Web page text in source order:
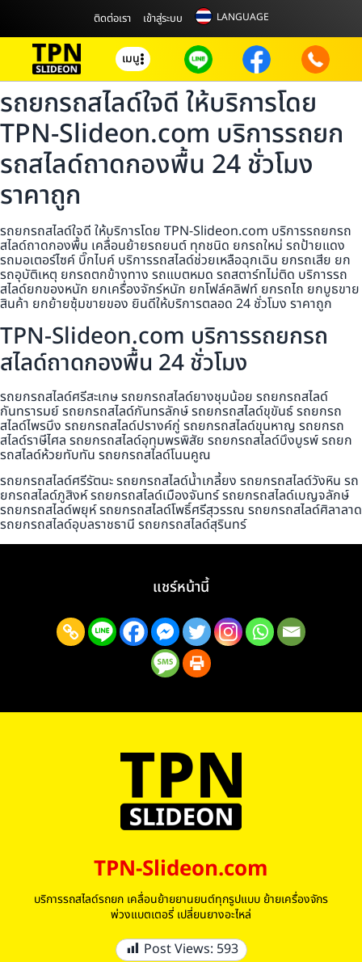
ติดต่อเรา เข้าสู่ระบบ LANGUAGE
เมนู
รถยกรถสไลด์ใจดี ให้บริการโดย
TPN-Slideon.com บริการรถยก
รถสไลด์ถาดกองพื้น 24 ชั่วโมง
ราคาถูก
รถยกรถสไลด์ใจดี ให้บริการโดย TPN-Slideon.com บริการรถยกรถ
สไลด์ถาดกองพื้น เคลื่อนย้ายรถยนต์ ทุกชนิด ยกรถใหม่ รถป้ายแดง
รถมอเตอร์ไซค์ บิ๊กไบค์ บริการรถสไลด์ช่วยเหลือฉุกเฉิน ยกรถเสีย ยก
รถอุบัติเหตุ ยกรถตกข้างทาง รถแบตหมด รถสตาร์ทไม่ติด บริการรถ
สไลด์ยกของหนัก ยกเครื่องจักร์หนัก ยกโฟล์คลิฟท์ ยกรถไถ ยกบูธขาย
สินค้า ยกย้ายซุ้มขายของ ยินดีให้บริการตลอด 24 ชั่วโมง ราคาถูก
TPN-Slideon.com บริการรถยกรถ
สไลด์ถาดกองพื้น 24 ชั่วโมง
รถยกรถสไลด์ศรีสะเกษ รถยกรถสไลด์ยางชุมน้อย รถยกรถสไลด์
กันทรารมย์ รถยกรถสไลด์กันทรลักษ์ รถยกรถสไลด์ขุขันธ์ รถยกรถ
สไลด์ไพรบึง รถยกรถสไลด์ปรางค์กู่ รถยกรถสไลด์ขุนหาญ รถยกรถ
สไลด์ราษีไศล รถยกรถสไลด์อุทุมพรพิสัย รถยกรถสไลด์บึงบูรพ์ รถยก
รถสไลด์ห้วยทับทัน รถยกรถสไลด์โนนคูณ
รถยกรถสไลด์ศรีรัตนะ รถยกรถสไลด์น้ำเกลี้ยง รถยกรถสไลด์วังหิน รถ
ยกรถสไลด์ภูสิงห์ รถยกรถสไลด์เมืองจันทร์ รถยกรถสไลด์เบญจลักษ์
รถยกรถสไลด์พยุห์ รถยกรถสไลด์โพธิ์ศรีสุวรรณ รถยกรถสไลด์ศิลาลาด
รถยกรถสไลด์อุบลราชธานี รถยกรถสไลด์สุรินทร์
แชร์หน้านี้
TPN-Slideon.com
บริการรถสไลด์รถยก เคลื่อนย้ายยานยนต์ทุกรูปแบบ ย้ายเครื่องจักร
พ่วงแบตเตอรี่ เปลี่ยนยางอะไหล่
Post Views: 593